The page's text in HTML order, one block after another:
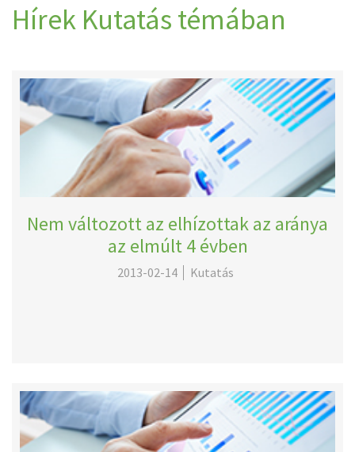
Hírek Kutatás témában
Nem változott az elhízottak az aránya
az elmúlt 4 évben
2013-02-14 Kutatás